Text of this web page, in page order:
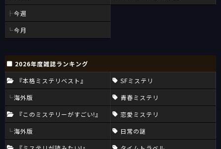
今週
今月
2026年度雑誌ランキング
『本格ミステリベスト』
海外版
『このミステリーがすごい!』
海外版
SFミステリ
青春ミステリ
恋愛ミステリ
日常の謎